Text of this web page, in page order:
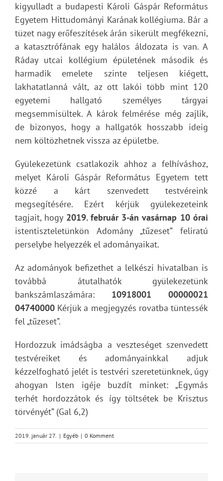
kigyulladt a budapesti Károli Gáspár Református
Egyetem Hittudományi Karának kollégiuma. Bár a
tüzet nagy erőfeszítések árán sikerült megfékezni,
a katasztrófának egy halálos áldozata is van. A
Ráday utcai kollégium épületének második és
harmadik emelete szinte teljesen kiégett,
lakhatatlanná vált, az ott lakói több mint 120
egyetemi hallgató személyes tárgyai
megsemmisültek. A károk felmérése még zajlik,
de bizonyos, hogy a hallgatók hosszabb ideig
nem költözhetnek vissza az épületbe.
Gyülekezetünk csatlakozik ahhoz a felhíváshoz,
melyet Károli Gáspár Református Egyetem tett
közzé a kárt szenvedett testvéreink
megsegítésére. Ezért kérjük gyülekezeteink
tagjait, hogy 2019. február 3-án vasárnap 10 órai
istentiszteletünkön Adomány „tűzeset” feliratú
perselybe helyezzék el adományaikat.
Az adományok befizethet a lelkészi hivatalban is
továbbá átutalhatók gyülekezetünk
bankszámlaszámára: 10918001 00000021
04740000 Kérjük a megjegyzés rovatba tüntessék
fel „tűzeset”.
Hordozzuk imádságba a veszteséget szenvedett
testvéreiket és adományainkkal adjuk
kézzelfogható jelét is testvéri szeretetünknek, úgy
ahogyan Isten igéje buzdít minket: „Egymás
terhét hordozzátok és így töltsétek be Krisztus
törvényét” (Gal 6,2)
2019. január 27. | Egyéb | 0 Komment